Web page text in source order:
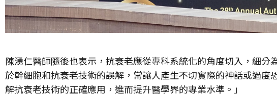
陳湧仁醫師隨後也表示，抗衰老應從專科系統化的角度切入，細
於幹細胞和抗衰老技術的誤解，常讓人產生不切實際的神話或過
解抗衰老技術的正確應用，進而提升醫學界的專業水準。」